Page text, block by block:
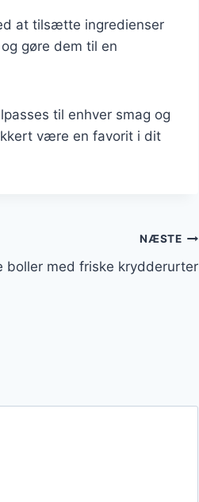
at tilsætte ingredienser
gøre dem til en
til enhver smag og
være en favorit i dit
NÆSTE
boller med friske krydderurter